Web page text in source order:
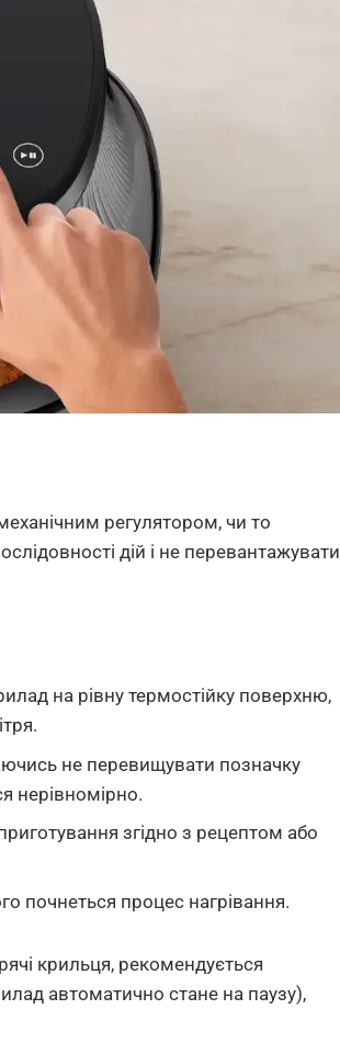
регулятором, чи то
дій і не перевантажувати
на рівну термостійку поверхню,
не перевищувати позначку
нерівномірно.
згідно з рецептом або
почнеться процес нагрівання.
крильця, рекомендується
автоматично стане на паузу),